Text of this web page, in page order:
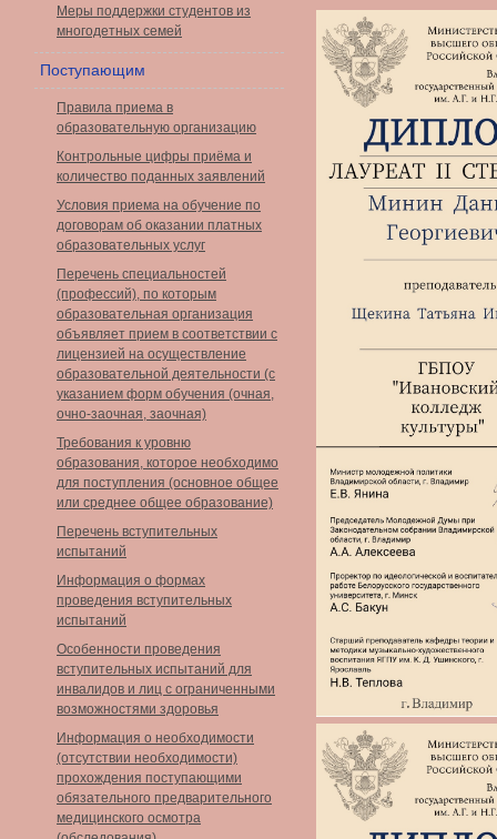
Меры поддержки студентов из
многодетных семей
Поступающим
Правила приема в
образовательную организацию
Контрольные цифры приёма и
количество поданных заявлений
Условия приема на обучение по
договорам об оказании платных
образовательных услуг
Перечень специальностей
(профессий), по которым
образовательная организация
объявляет прием в соответствии с
лицензией на осуществление
образовательной деятельности (с
указанием форм обучения (очная,
очно-заочная, заочная)
Требования к уровню
образования, которое необходимо
для поступления (основное общее
или среднее общее образование)
Перечень вступительных
испытаний
Информация о формах
проведения вступительных
испытаний
Особенности проведения
вступительных испытаний для
инвалидов и лиц с ограниченными
возможностями здоровья
Информация о необходимости
(отсутствии необходимости)
прохождения поступающими
обязательного предварительного
медицинского осмотра